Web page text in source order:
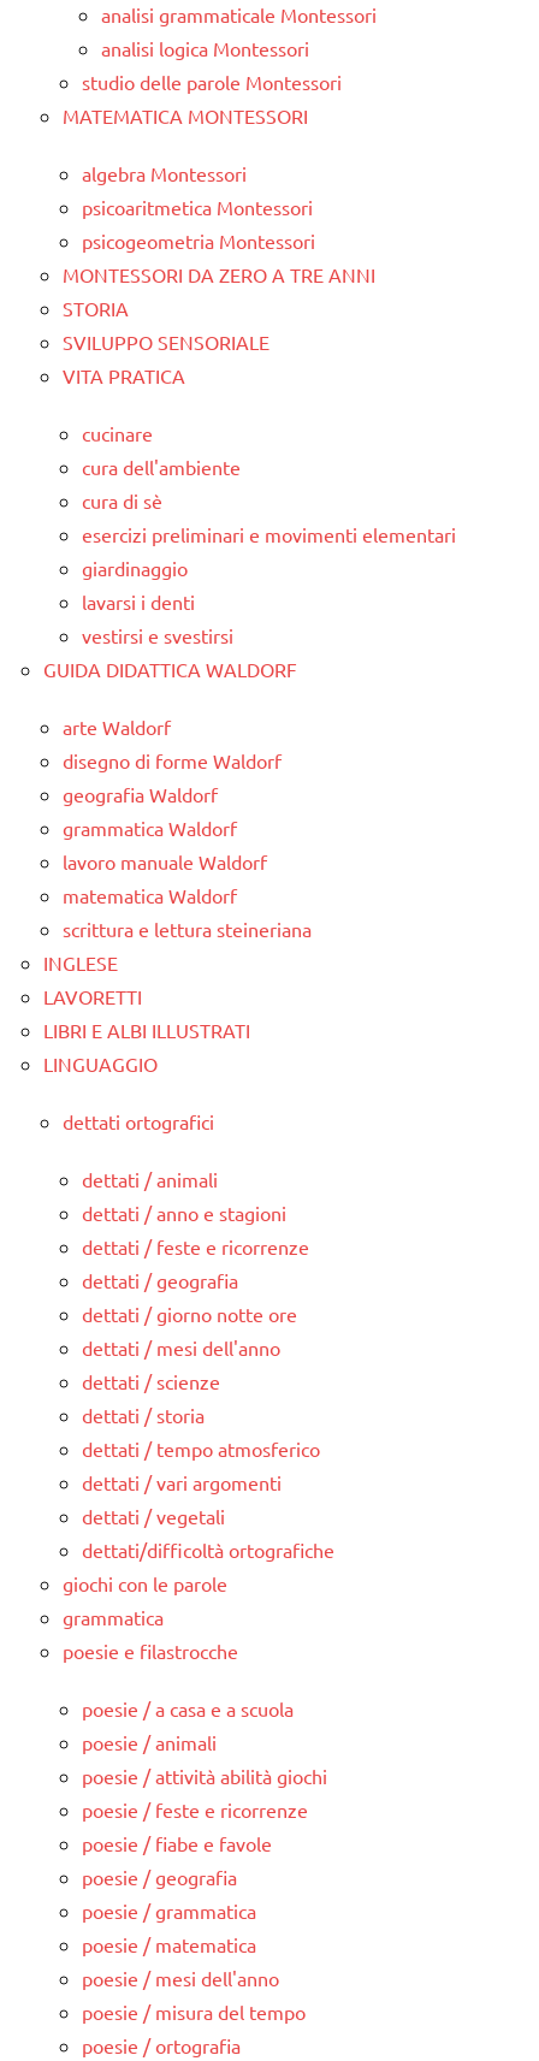
analisi grammaticale Montessori
analisi logica Montessori
studio delle parole Montessori
MATEMATICA MONTESSORI
algebra Montessori
psicoaritmetica Montessori
psicogeometria Montessori
MONTESSORI DA ZERO A TRE ANNI
STORIA
SVILUPPO SENSORIALE
VITA PRATICA
cucinare
cura dell'ambiente
cura di sè
esercizi preliminari e movimenti elementari
giardinaggio
lavarsi i denti
vestirsi e svestirsi
GUIDA DIDATTICA WALDORF
arte Waldorf
disegno di forme Waldorf
geografia Waldorf
grammatica Waldorf
lavoro manuale Waldorf
matematica Waldorf
scrittura e lettura steineriana
INGLESE
LAVORETTI
LIBRI E ALBI ILLUSTRATI
LINGUAGGIO
dettati ortografici
dettati / animali
dettati / anno e stagioni
dettati / feste e ricorrenze
dettati / geografia
dettati / giorno notte ore
dettati / mesi dell'anno
dettati / scienze
dettati / storia
dettati / tempo atmosferico
dettati / vari argomenti
dettati / vegetali
dettati/difficoltà ortografiche
giochi con le parole
grammatica
poesie e filastrocche
poesie / a casa e a scuola
poesie / animali
poesie / attività abilità giochi
poesie / feste e ricorrenze
poesie / fiabe e favole
poesie / geografia
poesie / grammatica
poesie / matematica
poesie / mesi dell'anno
poesie / misura del tempo
poesie / ortografia